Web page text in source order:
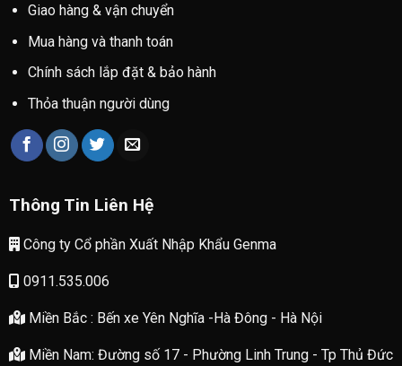
Giao hàng & vận chuyển
Mua hàng và thanh toán
Chính sách lắp đặt & bảo hành
Thỏa thuận người dùng
Thông Tin Liên Hệ
Công ty Cổ phần Xuất Nhập Khẩu Genma
0911.535.006
Miền Bắc : Bến xe Yên Nghĩa -Hà Đông - Hà Nội
Miền Nam: Đường số 17 - Phường Linh Trung - Tp Thủ Đức